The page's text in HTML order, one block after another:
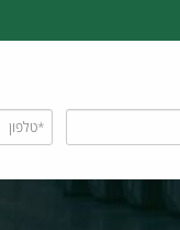
12 חודשי אחריות